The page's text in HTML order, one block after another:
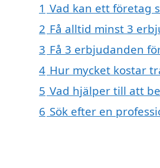
1 Vad kan ett företag
2 Få alltid minst 3
3 Få 3 erbjudanden
4 Hur mycket kostar
5 Vad hjälper till att
6 Sök efter en